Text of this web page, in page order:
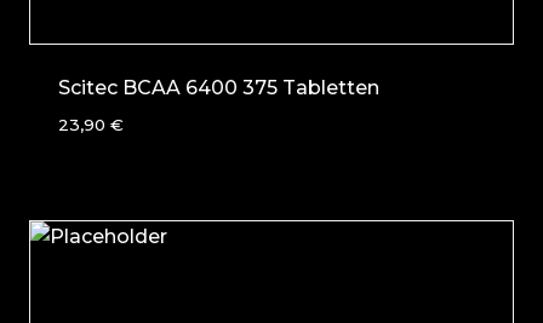
Scitec BCAA 6400 375 Tabletten
23,90 €